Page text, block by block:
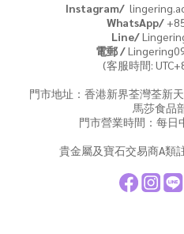
Instagram/
WhatsApp/
Line/
電郵 /
(客服時間:
門市地址：香港新界荃灣荃新
馬莎食品
門市營業時間：每日
貴金屬及寶石交易商A類